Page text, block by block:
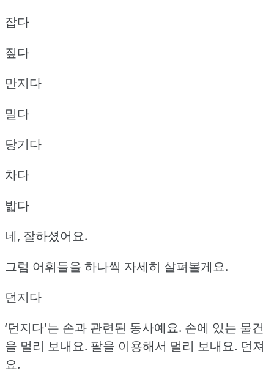
잡다
짚다
만지다
밀다
당기다
차다
밟다
네, 잘하셨어요.
그럼 어휘들을 하나씩 자세히 살펴볼게요.
던지다
‘던지다'는 손과 관련된 동사예요. 손에 있는 물건
을 멀리 보내요. 팔을 이용해서 멀리 보내요. 던져
요.